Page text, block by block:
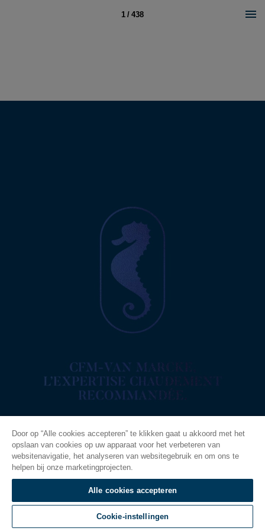
1 / 438
Door op “Alle cookies accepteren” te klikken gaat u akkoord met het
opslaan van cookies op uw apparaat voor het verbeteren van
websitenavigatie, het analyseren van websitegebruik en om ons te
helpen bij onze marketingprojecten.
Alle cookies accepteren
Cookie-instellingen